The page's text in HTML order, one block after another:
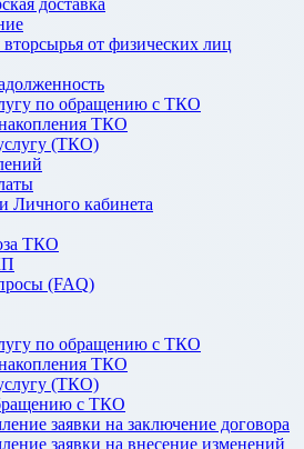
доставка
от физических лиц
по обращению с ТКО
ТКО
(ТКО)
Личного кабинета
ТКО
(FAQ)
по обращению с ТКО
ТКО
(ТКО)
с ТКО
заявки на заключение договора
заявки на внесение изменений